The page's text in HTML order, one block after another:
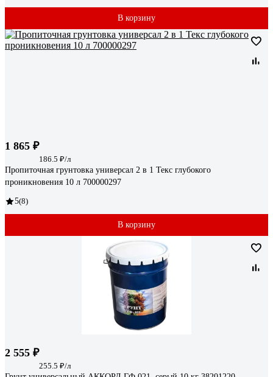
В корзину
1 865 ₽
186.5 ₽/л
Пропиточная грунтовка универсал 2 в 1 Текс глубокого
проникновения 10 л 700000297
5(8)
В корзину
2 555 ₽
255.5 ₽/л